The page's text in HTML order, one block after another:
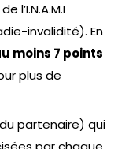
l’I.N.A.M.I
invalidité). En
moins 7 points
plus de
partenaire) qui